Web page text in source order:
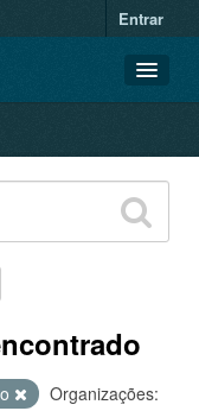
Entrar
Organizações: